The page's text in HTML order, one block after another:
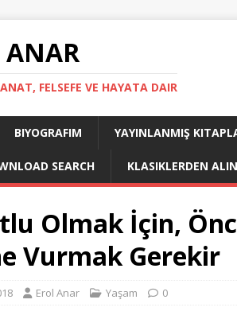
ANAR
FELSEFE VE HAYATA DAIR
BIYOGRAFIM YAYINLANMIŞ
SEARCH KLASIKLERDEN
Olmak İçin,
Vurmak Gerekir
Erol Anar Yaşam 0